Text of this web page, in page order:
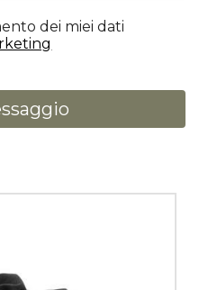
dei miei dati